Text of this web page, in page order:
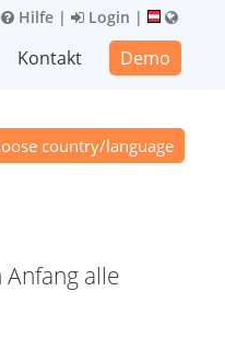
Hilfe | Login |
Kontakt Demo
country/language
alle